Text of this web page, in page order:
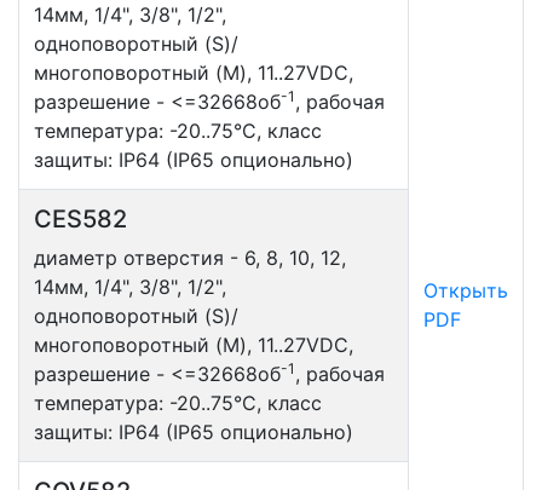
Открыть
PDF
14мм, 1/4", 3/8", 1/2",
одноповоротный (S)/
многоповоротный (M), 11..27VDC,
разрешение - <=32668об-1 , рабочая
температура: -20..75°С, класс
защиты: IP64 (IP65 опционально)
CES582
диаметр отверстия - 6, 8, 10, 12,
14мм, 1/4", 3/8", 1/2",
одноповоротный (S)/
многоповоротный (M), 11..27VDC,
разрешение - <=32668об-1 , рабочая
температура: -20..75°С, класс
защиты: IP64 (IP65 опционально)